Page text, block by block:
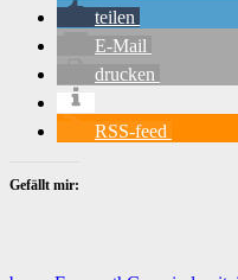
teilen
E-Mail
drucken
RSS-feed
Gefällt mir: